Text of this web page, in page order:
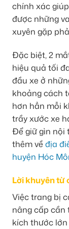
chính xác
được những
xuyên gặp
Đặc biệt, 2
hiệu quả tối
đầu xe ở
khoảng cách
hơn hẳn mỗi
trầy xước xe
Để giữ gìn nội
thêm về địa
huyện Hóc
Lời khuyên từ
Việc trang bị
nâng cấp cần
kích thước lớn